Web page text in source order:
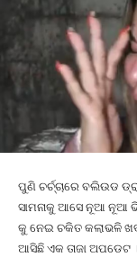
ପୁଣି ଚର୍ଚ୍ଚାରେ ବଲିଉଡ
ସାମନାକୁ ଆସେ ନୂଆ ନୂଆ
କୁ ନେଇ ଚକିତ କଲାଭଳି
ଆସିଛି ଏକ ତାଜା ଅପଡେଟ